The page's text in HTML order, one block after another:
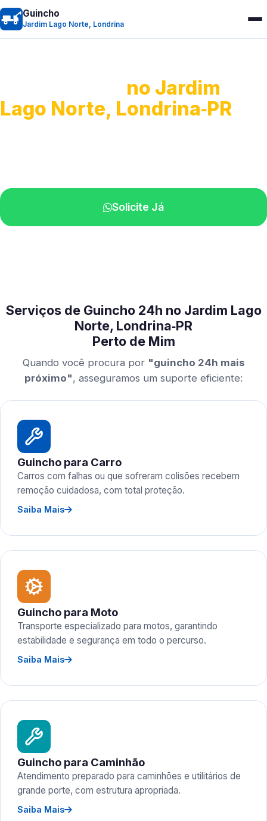
Guincho
Jardim Lago Norte, Londrina
no Jardim
Lago Norte, Londrina‑PR
Solicite Já
Serviços de Guincho 24h no Jardim Lago
Norte, Londrina‑PR
Perto de Mim
Quando você procura por "guincho 24h mais
próximo", asseguramos um suporte eficiente:
Guincho para Carro
Carros com falhas ou que sofreram colisões recebem
remoção cuidadosa, com total proteção.
Saiba Mais
Guincho para Moto
Transporte especializado para motos, garantindo
estabilidade e segurança em todo o percurso.
Saiba Mais
Guincho para Caminhão
Atendimento preparado para caminhões e utilitários de
grande porte, com estrutura apropriada.
Saiba Mais